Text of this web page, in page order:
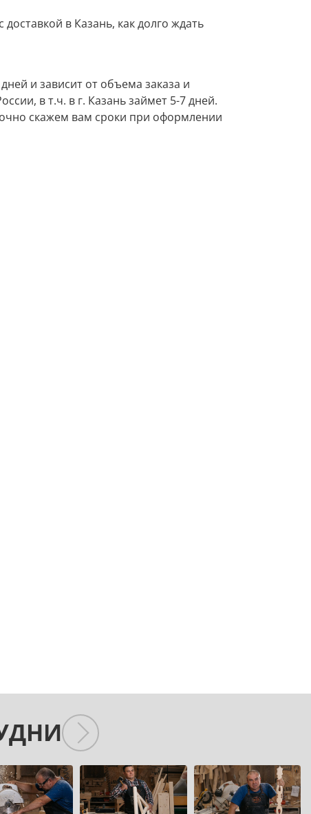
в Казань, как долго ждать
и зависит от объема заказа и
в т.ч. в г. Казань займет 5-7 дней.
скажем вам сроки при оформлении